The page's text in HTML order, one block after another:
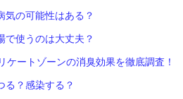
気の可能性はある？
で使うのは大丈夫？
ートゾーンの消臭効果を徹底調査！
る？感染する？